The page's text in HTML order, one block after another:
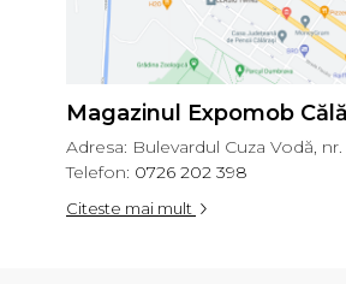
Magazinul Expomob
Adresa: Bulevardul Cuza Vodă,
Telefon: 0726 202 398
Citeste mai mult